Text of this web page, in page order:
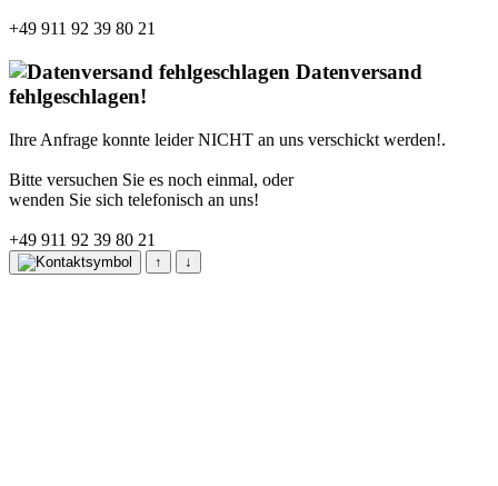
+49 911 92 39 80 21
Datenversand
fehlgeschlagen!
Ihre Anfrage konnte leider NICHT an uns verschickt werden!.
Bitte versuchen Sie es noch einmal, oder
wenden Sie sich telefonisch an uns!
+49 911 92 39 80 21
↑ ↓